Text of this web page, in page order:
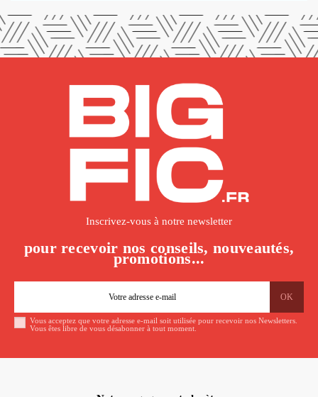
Inscrivez-vous à notre newsletter
pour recevoir nos conseils, nouveautés,
promotions...
Vous acceptez que votre adresse e-mail soit utilisée pour recevoir nos Newsletters.
Vous êtes libre de vous désabonner à tout moment.